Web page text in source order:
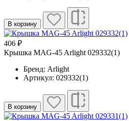
В корзину
406 ₽
Крышка MAG-45 Arlight 029332(1)
Бренд: Arlight
Артикул: 029332(1)
В корзину